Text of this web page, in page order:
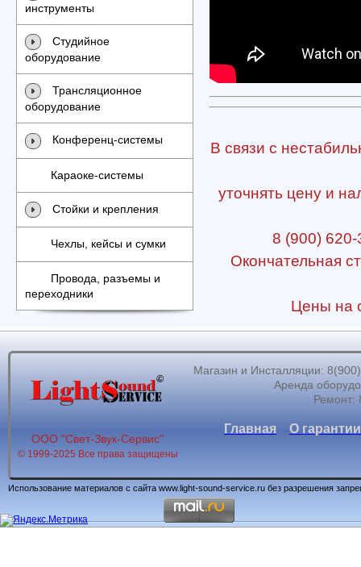
инструменты
Студийное
оборудование
Трансляционное
оборудование
Конференц-системы
Караоке-системы
Стойки и крепления
Чехлы, кейсы и сумки
Провода, разъемы и
переходники
В связи с
уточнять цену и
8 (900)
Окончательная
Цены на
Магазин и Инсталляции:
Аренда
Ремонт:
ООО "Свет-Звук-Сервис"
© 1999-2025 Все права защищены
Главная О гарантии
Использование материалов с сайта www.light-sound-service.ru без разрешения